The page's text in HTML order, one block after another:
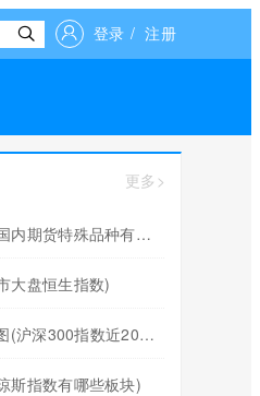
登录 / 注册
更多>
国内期货有哪些品种(国内期货特殊品种有哪些)
大盘恒生指数)
沪深300指数5年走势图(沪深300指数近20年走势图)
斯指数有哪些板块)